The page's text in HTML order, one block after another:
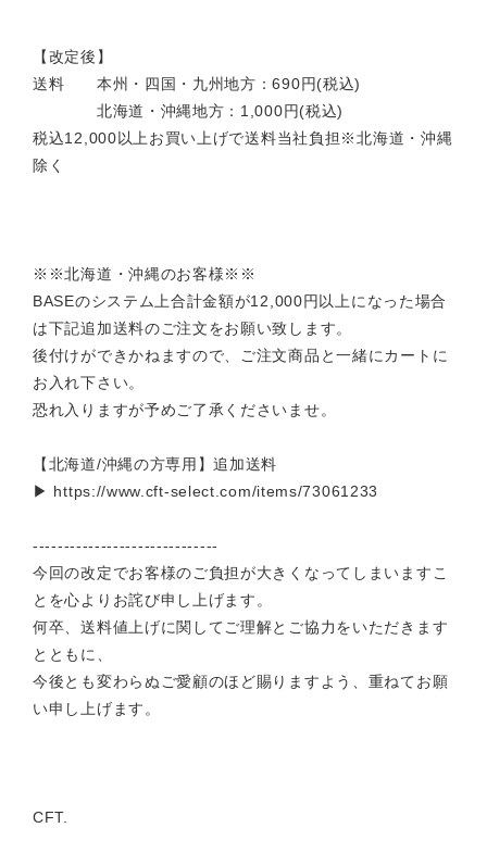
【改定後】
送料 本州・四国・九州地方：690円(税込)
北海道・沖縄地方：1,000円(税込)
税込12,000以上お買い上げで送料当社負担※北海道・沖縄
除く
※※北海道・沖縄のお客様※※
BASEのシステム上合計金額が12,000円以上になった場合
は下記追加送料のご注文をお願い致します。
後付けができかねますので、ご注文商品と一緒にカートに
お入れ下さい。
恐れ入りますが予めご了承くださいませ。
【北海道/沖縄の方専用】追加送料
▶ https://www.cft-select.com/items/73061233
------------------------------
今回の改定でお客様のご負担が大きくなってしまいますこ
とを心よりお詫び申し上げます。
何卒、送料値上げに関してご理解とご協力をいただきます
とともに、
今後とも変わらぬご愛顧のほど賜りますよう、重ねてお願
い申し上げます。
CFT.